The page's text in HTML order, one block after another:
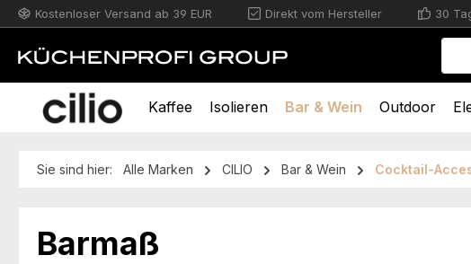
Hauptinhalt springen
Zur Suche springen
Zur Hauptnavigation springen
Kostenloser Versand ab 39 EUR Direkt vom Hersteller 30
Kaffee Isolieren Bar & Wein Outdoor
Sie sind hier: Alle Marken CILIO Bar & Wein Cocktail-
Barmaß